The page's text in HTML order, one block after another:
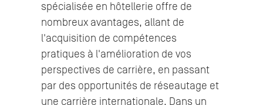
spécialisée en hôtellerie offre de
nombreux avantages, allant de
l'acquisition de compétences
pratiques à l'amélioration de vos
perspectives de carrière, en passant
par des opportunités de réseautage et
une carrière internationale. Dans un